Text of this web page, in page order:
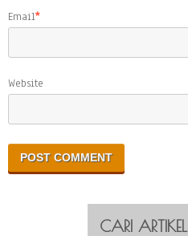
Email*
Website
CARI ARTIKEL